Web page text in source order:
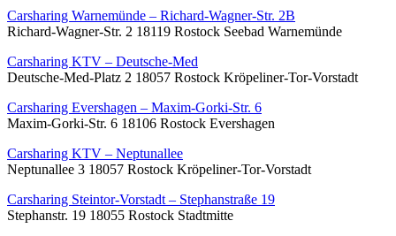
Carsharing Warnemünde – Richard-Wagner-Str. 2B
Richard-Wagner-Str. 2 18119 Rostock Seebad Warnemünde
Carsharing KTV – Deutsche-Med
Deutsche-Med-Platz 2 18057 Rostock Kröpeliner-Tor-Vorstadt
Carsharing Evershagen – Maxim-Gorki-Str. 6
Maxim-Gorki-Str. 6 18106 Rostock Evershagen
Carsharing KTV – Neptunallee
Neptunallee 3 18057 Rostock Kröpeliner-Tor-Vorstadt
Carsharing Steintor-Vorstadt – Stephanstraße 19
Stephanstr. 19 18055 Rostock Stadtmitte